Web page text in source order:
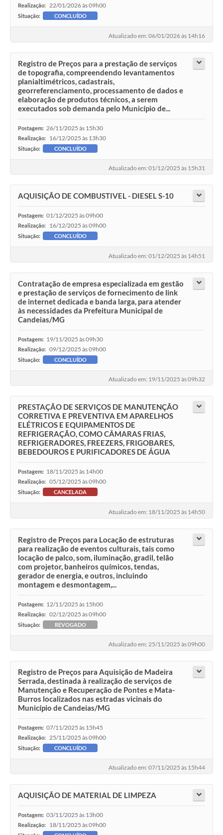
Realização: 22/01/2026 às 09h00
Situação: CONCLUÍDO
Atualizado em: 06/01/2026 às 14h16
Registro de Preços para a prestação de serviços
de topografia, compreendendo levantamentos
planialtimétricos, cadastrais,
georreferenciamento, processamento de dados e
elaboração de produtos técnicos, a serem
executados sob demanda pelo Município de...
Postagem: 26/11/2025 às 15h30
Realização: 16/12/2025 às 13h30
Situação: CONCLUÍDO
Atualizado em: 01/12/2025 às 15h31
AQUISIÇÃO DE COMBUSTIVEL - DIESEL S-10
Postagem: 01/12/2025 às 09h00
Realização: 16/12/2025 às 09h00
Situação: CONCLUÍDO
Atualizado em: 01/12/2025 às 14h51
Contratação de empresa especializada em gestão
e prestação de serviços de fornecimento de link
de internet dedicada e banda larga, para atender
às necessidades da Prefeitura Municipal de
Candeias/MG
Postagem: 19/11/2025 às 09h30
Realização: 09/12/2025 às 09h00
Situação: CONCLUÍDO
Atualizado em: 19/11/2025 às 09h32
PRESTAÇÃO DE SERVIÇOS DE MANUTENÇÃO
CORRETIVA E PREVENTIVA EM APARELHOS
ELÉTRICOS E EQUIPAMENTOS DE
REFRIGERAÇÃO, COMO CÂMARAS FRIAS,
REFRIGERADORES, FREEZERS, FRIGOBARES,
BEBEDOUROS E PURIFICADORES DE ÁGUA
Postagem: 18/11/2025 às 14h00
Realização: 05/12/2025 às 09h00
Situação: CANCELADA
Atualizado em: 18/11/2025 às 14h50
Registro de Preços para Locação de estruturas
para realização de eventos culturais, tais como
locação de palco, som, iluminação, gradil, telão
com projetor, banheiros químicos, tendas,
gerador de energia, e outros, incluindo
montagem e desmontagem,...
Postagem: 12/11/2025 às 15h00
Realização: 02/12/2025 às 09h00
Situação: REVOGADO
Atualizado em: 25/11/2025 às 09h00
Registro de Preços para Aquisição de Madeira
Serrada, destinada à realização de serviços de
Manutenção e Recuperação de Pontes e Mata-
Burros localizados nas estradas vicinais do
Município de Candeias/MG
Postagem: 07/11/2025 às 15h45
Realização: 25/11/2025 às 09h00
Situação: CONCLUÍDO
Atualizado em: 07/11/2025 às 15h44
AQUISIÇÃO DE MATERIAL DE LIMPEZA
Postagem: 03/11/2025 às 13h00
Realização: 18/11/2025 às 09h00